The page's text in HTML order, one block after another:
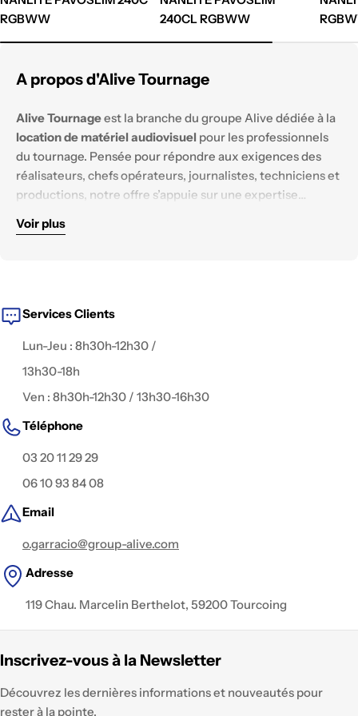
RGBWW
240CL RGBWW
A propos d'Alive Tournage
Alive Tournageest la branche du groupe Alive dédiée à la
location de matériel audiovisuel pour les professionnels
du tournage. Pensée pour répondre aux exigences des
réalisateurs, chefs opérateurs, journalistes, techniciens et
productions, notre offre s’appuie sur une expertise
renouvelé.
Nous mettons à disposition des équipements
digital.
Voir plus
Services Clients
Lun-Jeu : 8h30h-12h30 /
13h30-18h
Ven : 8h30h-12h30 / 13h30-16h30
Téléphone
03 20 11 29 29
06 10 93 84 08
Email
o.garracio@group-alive.com
Adresse
119 Chau. Marcelin Berthelot, 59200 Tourcoing
Inscrivez-vous à la Newsletter
Découvrez les dernières informations et nouveautés pour
rester à la pointe.